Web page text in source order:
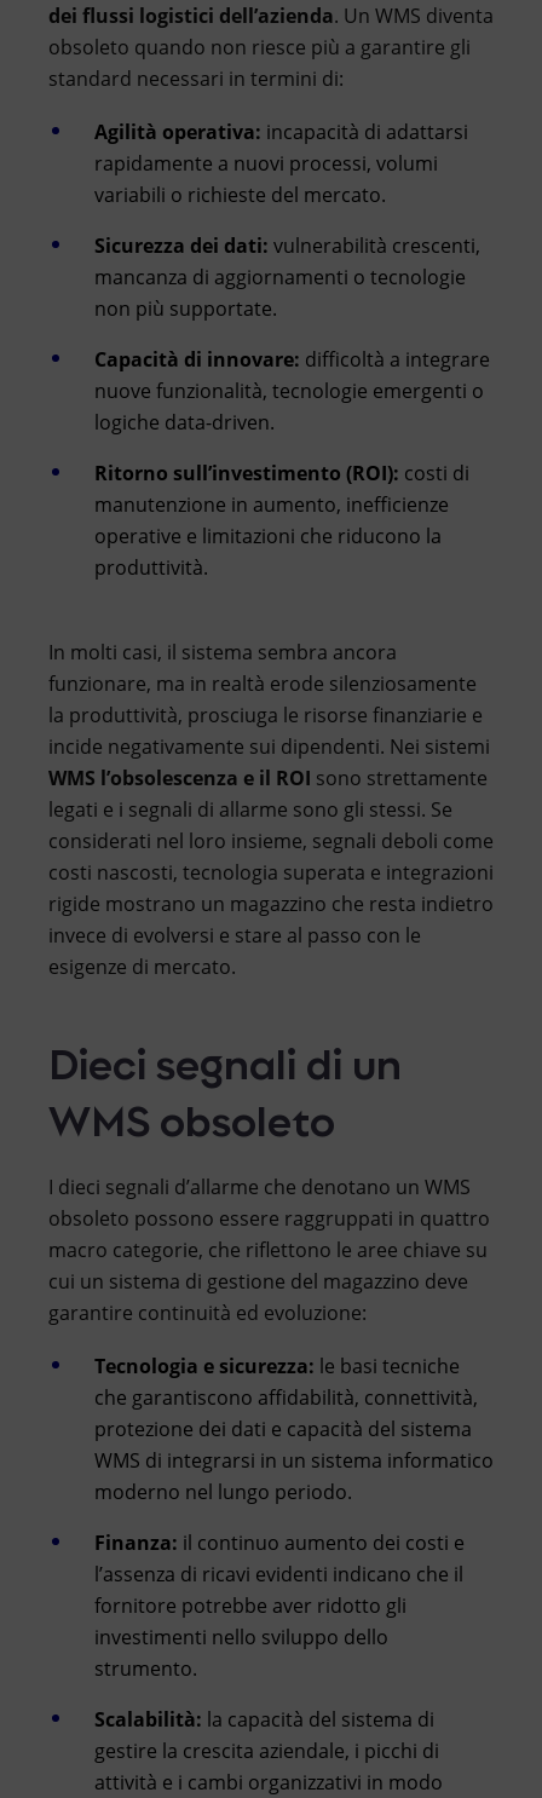
dei flussi logistici dell’azienda. Un WMS diventa
obsoleto quando non riesce più a garantire gli
standard necessari in termini di:
Agilità operativa: incapacità di adattarsi
rapidamente a nuovi processi, volumi
variabili o richieste del mercato.
Sicurezza dei dati: vulnerabilità crescenti,
mancanza di aggiornamenti o tecnologie
non più supportate.
Capacità di innovare: difficoltà a integrare
nuove funzionalità, tecnologie emergenti o
logiche data-driven.
Ritorno sull’investimento (ROI): costi di
manutenzione in aumento, inefficienze
operative e limitazioni che riducono la
produttività.
In molti casi, il sistema sembra ancora
funzionare, ma in realtà erode silenziosamente
la produttività, prosciuga le risorse finanziarie e
incide negativamente sui dipendenti. Nei sistemi
WMS l’obsolescenza e il ROI sono strettamente
legati e i segnali di allarme sono gli stessi. Se
considerati nel loro insieme, segnali deboli come
costi nascosti, tecnologia superata e integrazioni
rigide mostrano un magazzino che resta indietro
invece di evolversi e stare al passo con le
esigenze di mercato.
Dieci segnali di un
WMS obsoleto
I dieci segnali d’allarme che denotano un WMS
obsoleto possono essere raggruppati in quattro
macro categorie, che riflettono le aree chiave su
cui un sistema di gestione del magazzino deve
garantire continuità ed evoluzione:
Tecnologia e sicurezza: le basi tecniche
che garantiscono affidabilità, connettività,
protezione dei dati e capacità del sistema
WMS di integrarsi in un sistema informatico
moderno nel lungo periodo.
Finanza: il continuo aumento dei costi e
l’assenza di ricavi evidenti indicano che il
fornitore potrebbe aver ridotto gli
investimenti nello sviluppo dello
strumento.
Scalabilità: la capacità del sistema di
gestire la crescita aziendale, i picchi di
attività e i cambi organizzativi in modo